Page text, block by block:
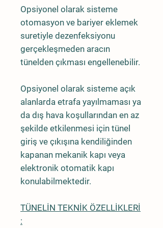
Opsiyonel olarak sisteme
otomasyon ve bariyer eklemek
suretiyle dezenfeksiyonu
gerçekleşmeden aracın
tünelden çıkması engellenebilir.
Opsiyonel olarak sisteme açık
alanlarda etrafa yayılmaması ya
da dış hava koşullarından en az
şekilde etkilenmesi için tünel
giriş ve çıkışına kendiliğinden
kapanan mekanik kapı veya
elektronik otomatik kapı
konulabilmektedir.
TÜNELİN TEKNİK ÖZELLİKLERİ
: